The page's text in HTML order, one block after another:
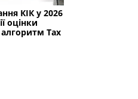
КІК у 2026
оцінки
Tax